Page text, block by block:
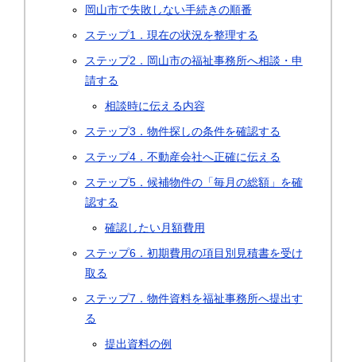
岡山市で失敗しない手続きの順番
ステップ1．現在の状況を整理する
ステップ2．岡山市の福祉事務所へ相談・申
請する
相談時に伝える内容
ステップ3．物件探しの条件を確認する
ステップ4．不動産会社へ正確に伝える
ステップ5．候補物件の「毎月の総額」を確
認する
確認したい月額費用
ステップ6．初期費用の項目別見積書を受け
取る
ステップ7．物件資料を福祉事務所へ提出す
る
提出資料の例